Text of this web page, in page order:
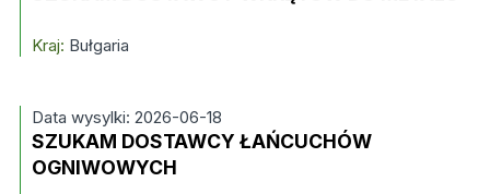
Kraj: Bułgaria
Data wysylki: 2026-06-18
SZUKAM DOSTAWCY ŁAŃCUCHÓW
OGNIWOWYCH